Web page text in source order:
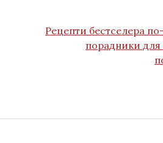
Рецепти бестселера
порадники для